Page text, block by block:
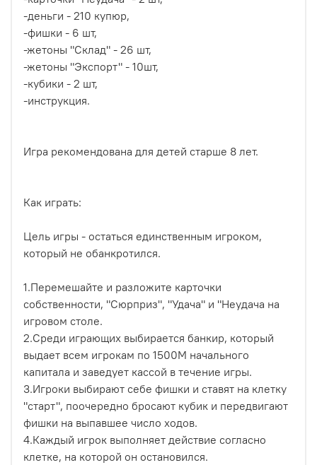
-деньги - 210 купюр,
-фишки - 6 шт,
-жетоны "Склад" - 26 шт,
-жетоны "Экспорт" - 10шт,
-кубики - 2 шт,
-инструкция.
Игра рекомендована для детей старше 8 лет.
Как играть:
Цель игры - остаться единственным игроком,
который не обанкротился.
1.Перемешайте и разложите карточки
собственности, "Сюрприз", "Удача" и "Неудача на
игровом столе.
2.Среди играющих выбирается банкир, который
выдает всем игрокам по 1500М начального
капитала и заведует кассой в течение игры.
3.Игроки выбирают себе фишки и ставят на клетку
"старт", поочередно бросают кубик и передвигают
фишки на выпавшее число ходов.
4.Каждый игрок выполняет действие согласно
клетке, на которой он остановился.